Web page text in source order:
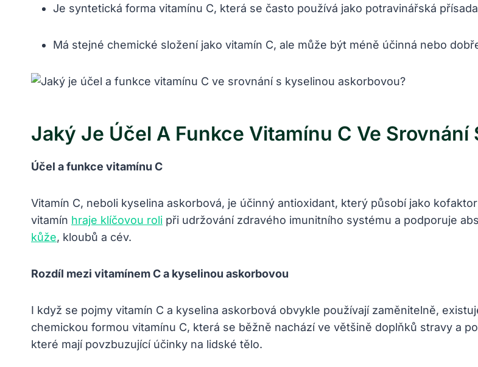
Je syntetická forma vitamínu C, která se často používá jako potravinářská
Má stejné chemické složení jako vitamín C, ale může být méně účinná nebo
Jaký Je Účel A Funkce Vitamínu C Ve
Účel a funkce vitamínu C
Vitamín C, neboli kyselina askorbová, je účinný antioxidant, který působí jako
vitamín hraje klíčovou roli při udržování zdravého imunitního systému a podporuje
kůže, kloubů a cév.
Rozdíl mezi vitamínem C a kyselinou askorbovou
I když se pojmy vitamín C a kyselina askorbová obvykle používají zaměnitelně,
chemickou formou vitamínu C, která se běžně nachází ve většině doplňků stravy a
které mají povzbuzující účinky na lidské tělo.